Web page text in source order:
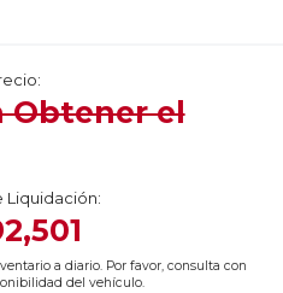
Obtener el
Liquidación:
a diario. Por favor, consulta con
del vehículo.